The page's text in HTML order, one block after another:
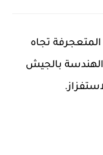
المتعجرفة تجاه
الهندسة بالجيش